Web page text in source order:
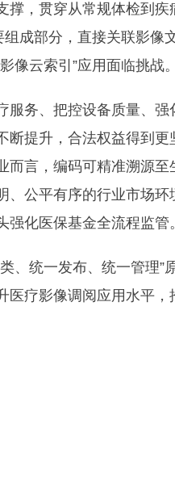
撑，贯穿从常规体检到
组成部分，直接关联影
像云索引”应用面临挑战。
服务、把控设备质量、
断提升，合法权益得到
而言，编码可精准溯源
、公平有序的行业市场
化医保基金全流程监管。
、统一发布、统一管理
疗影像调阅应用水平，